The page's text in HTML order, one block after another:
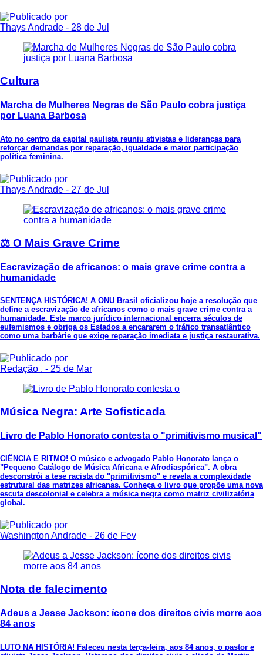
Thays Andrade - 28 de Jul
Cultura
Marcha de Mulheres Negras de São Paulo cobra justiça
por Luana Barbosa
Ato no centro da capital paulista reuniu ativistas e lideranças para
reforçar demandas por reparação, igualdade e maior participação
política feminina.
Thays Andrade - 27 de Jul
⚖️ O Mais Grave Crime
Escravização de africanos: o mais grave crime contra a
humanidade
SENTENÇA HISTÓRICA! A ONU Brasil oficializou hoje a resolução que
define a escravização de africanos como o mais grave crime contra a
humanidade. Este marco jurídico internacional encerra séculos de
eufemismos e obriga os Estados a encararem o tráfico transatlântico
como uma barbárie que exige reparação imediata e justiça restaurativa.
Redação . - 25 de Mar
Música Negra: Arte Sofisticada
Livro de Pablo Honorato contesta o "primitivismo musical"
CIÊNCIA E RITMO! O músico e advogado Pablo Honorato lança o
"Pequeno Catálogo de Música Africana e Afrodiaspórica". A obra
desconstrói a tese racista do "primitivismo" e revela a complexidade
estrutural das matrizes africanas. Conheça o livro que propõe uma nova
escuta descolonial e celebra a música negra como matriz civilizatória
global.
Washington Andrade - 26 de Fev
Nota de falecimento
Adeus a Jesse Jackson: ícone dos direitos civis morre aos
84 anos
LUTO NA HISTÓRIA! Faleceu nesta terça-feira, aos 84 anos, o pastor e